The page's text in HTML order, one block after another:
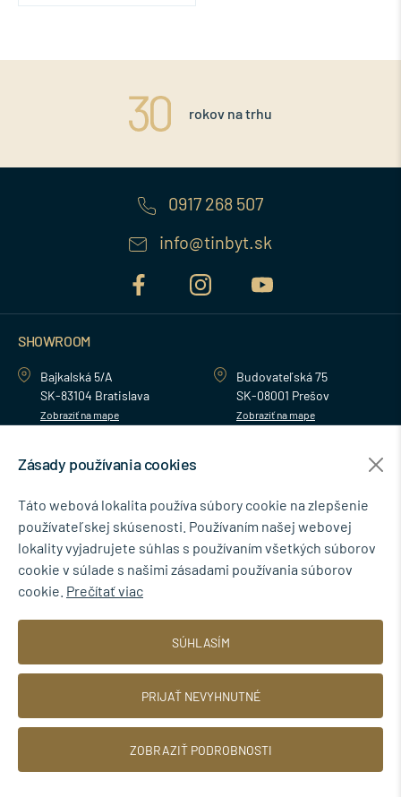
rokov na trhu
0917 268 507
info@tinbyt.sk
SHOWROOM
Bajkalská 5/A
SK-83104 Bratislava
Zobraziť na mape
Budovateľská 75
SK-08001 Prešov
Zobraziť na mape
NEWSLETTER
Zásady ochrany osobných údajov
© 2026 TINBYT s.r.o.
Web dizajn: MARLOW DESIGN
Zásady používania cookies
Táto webová lokalita používa súbory cookie na zlepšenie
používateľskej skúsenosti. Používaním našej webovej
lokality vyjadrujete súhlas s používaním všetkých súborov
cookie v súlade s našimi zásadami používania súborov
cookie. Prečítať viac
SÚHLASÍM
PRIJAŤ NEVYHNUTNÉ
ZOBRAZIŤ PODROBNOSTI